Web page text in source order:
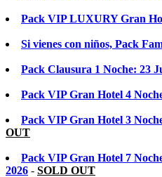
Pack VIP LUXURY Gran
Si vienes con niños, Pack
Pack Clausura 1 Noche: 23
Pack VIP Gran Hotel 4
Pack VIP Gran Hotel 3
OUT
Pack VIP Gran Hotel 7
2026 - SOLD OUT